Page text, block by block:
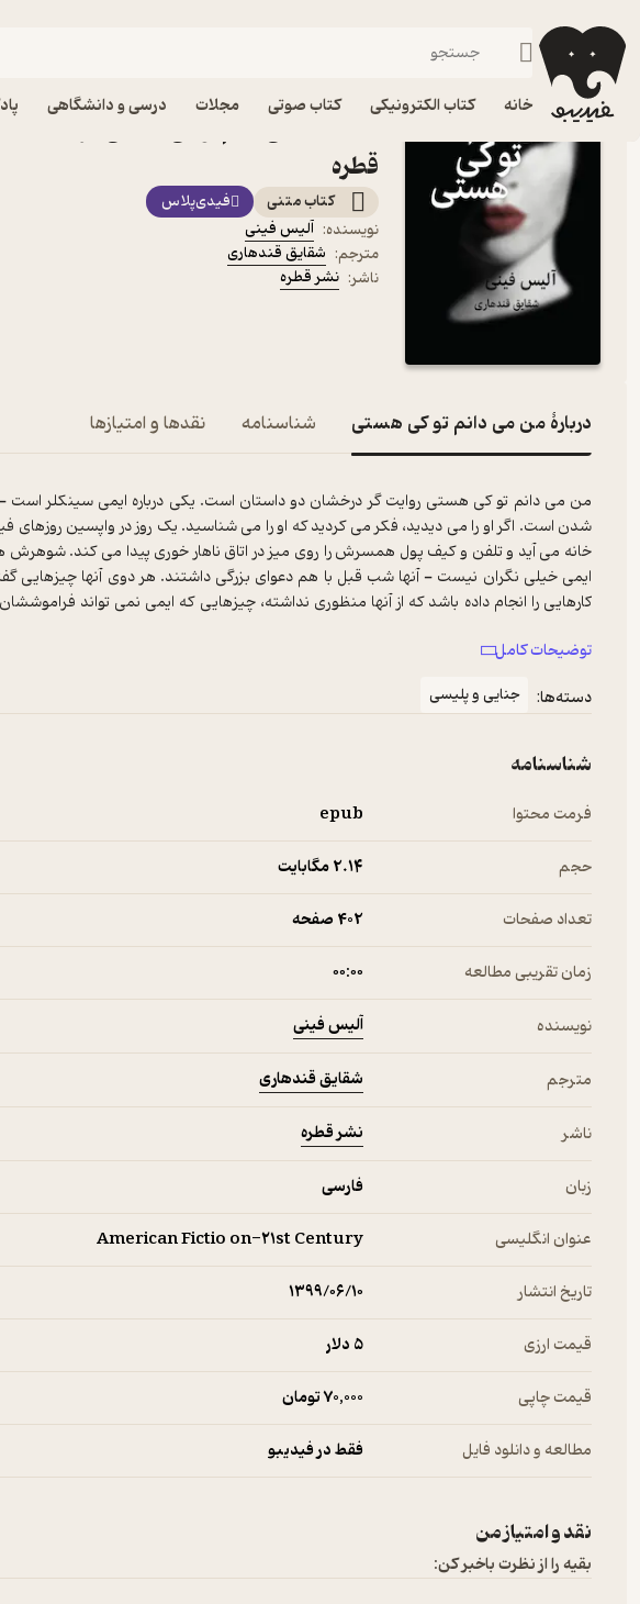
خانه کتاب الکترونیکی کتاب صوتی مجلات درسی و دانشگاهی
فیدیبو کتاب الکترونیکی
قطره
کتاب متنی
فیدی‌پلاس
نویسنده: آلیس فینی
مترجم: شقایق قندهاری
ناشر: نشر قطره
دربارۀ من می دانم تو کی هستی شناسنامه نقدها و امتیازها
من می دانم تو کی هستی روایت گر درخشان دو داستان است. یکی درباره ایمی سینکلر است
شدن است. اگر او را می دیدید، فکر می کردید که او را می شناسید. یک روز در واپسین روزهای
خانه می آید و تلفن و کیف پول همسرش را روی میز در اتاق ناهار خوری پیدا می کند. شوهرش
ایمی خیلی نگران نیست - آنها شب قبل با هم دعوای بزرگی داشتند. هر دوی آنها چیزهایی
کارهایی را انجام داده باشد که از آنها منظوری نداشته، چیزهایی که ایمی نمی تواند
صبح روز بعد او را برای پیاده روی صبحگاهی خود می رود و سپس به کافی شاپ مورد علاقه
نه، این خود ایمی بوده که حساب را بسته است. و بدین ترتیب یک حفره ی عجیب غریب پدیدار
موازی با داستان ایمی داستان یک دختر بچه است که دور از خانه شان سرگردان شده است.
در کتاب من می دانم تو کی هستی، آلیس فینی ثابت می کند که او در زمینه ی خلق پلات های
از دیگری، استاد است.
توضیحات کامل
دسته‌ها:
جنایی و پلیسی
شناسنامه
فرمت محتوا epub
حجم 2.۱۴ مگابایت
تعداد صفحات 402 صفحه
زمان تقریبی مطالعه ۰۰:۰۰
نویسنده آلیس فینی
مترجم شقایق قندهاری
ناشر نشر قطره
زبان فارسی
عنوان انگلیسی American Fictio on-۲۱st Century
تاریخ انتشار ۱۳۹۹/۰۶/۱۰
قیمت ارزی 5 دلار
قیمت چاپی 70,000 تومان
مطالعه و دانلود فایل فقط در فیدیبو
نقد و امتیاز من
بقیه را از نظرت باخبر کن: